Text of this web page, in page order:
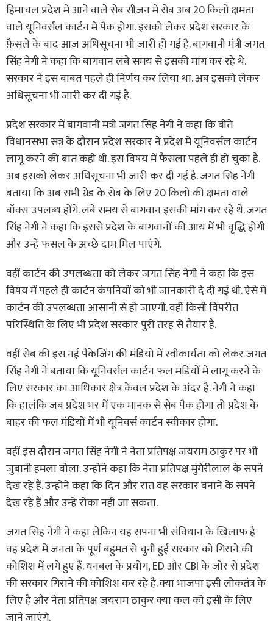
हिमाचल प्रदेश में आने वाले सेब सीज़न में सेब अब 20 किलो क्षमता
वाले यूनिवर्सल कार्टन में पैक होगा. इसको लेकर प्रदेश सरकार के
फ़ैसले के बाद आज अधिसूचना भी जारी हो गई है. बागवानी मंत्री जगत
सिंह नेगी ने कहा कि बागवान लंबे समय से इसकी मांग कर रहे थे.
सरकार ने इस बाबत पहले ही निर्णय कर लिया था. अब इसको लेकर
अधिसूचना भी जारी कर दी गई है.
प्रदेश सरकार में बागवानी मंत्री जगत सिंह नेगी ने कहा कि बीते
विधानसभा सत्र के दौरान प्रदेश सरकार ने प्रदेश में यूनिवर्सल कार्टन
लागू करने की बात कही थी. इस विषय में फैसला पहले ही हो चुका है.
अब इसको लेकर अधिसूचना भी जारी कर दी गई है. जगत सिंह नेगी
बताया कि अब सभी ग्रेड के सेब के लिए 20 किलो की क्षमता वाले
बॉक्स उपलब्ध होंगे. लंबे समय से बागवान इसकी मांग कर रहे थे. जगत
सिंह नेगी ने कहा कि इससे प्रदेश के बागवानों की आय में भी वृद्धि होगी
और उन्हें फसल के अच्छे दाम मिल पाएंगे.
वहीं कार्टन की उपलब्धता को लेकर जगत सिंह नेगी ने कहा कि इस
विषय में पहले ही कार्टन कंपनियों को भी जानकारी दे दी गई थी. ऐसे में
कार्टन की उपलब्धता आसानी से हो जाएगी. वहीं किसी विपरीत
परिस्थिति के लिए भी प्रदेश सरकार पुरी तरह से तैयार है.
वहीं सेब की इस नई पैकेजिंग की मंडियों में स्वीकार्यता को लेकर जगत
सिंह नेगी ने बताया कि यूनिवर्सल कार्टन फल मंडियों में लागू करने के
लिए सरकार का आधिकार क्षेत्र केवल प्रदेश के अंदर है. नेगी ने कहा
कि हालंकि जब प्रदेश भर में एक मानक से सेब पैक होगा तो प्रदेश के
बाहर की फल मंडियों में भी यूनिवर्स कार्टन स्वीकार होगा.
वहीं इस दौरान जगत सिंह नेगी ने नेता प्रतिपक्ष जयराम ठाकुर पर भी
जुबानी हमला बोला. उन्होंने कहा कि नेता प्रतिपक्ष मुंगेरीलाल के सपने
देख रहे हैं. उन्होंने कहा कि दिन और रात वह सरकार बनाने के सपने
देख रहे हैं और उन्हें रोका नहीं जा सकता.
जगत सिंह नेगी ने कहा लेकिन यह सपना भी संविधान के खिलाफ है
वह प्रदेश में जनता के पूर्ण बहुमत से चुनी हुई सरकार को गिराने की
कोशिश में लगे हुए हैं. धनबल के प्रयोग, ED और CBI के जोर से प्रदेश
की सरकार गिराने की कोशिश कर रहे हैं. क्या भाजपा इसी लोकतंत्र के
लिए है और नेता प्रतिपक्ष जयराम ठाकुर क्या कल को इसी के लिए
जाने जाएंगे.